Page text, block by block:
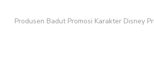
Produsen Badut Promosi Karakter Disney